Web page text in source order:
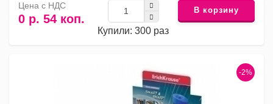
Цена с НДС
0 р. 54 коп.
Купили: 300 раз
В корзину
-2%